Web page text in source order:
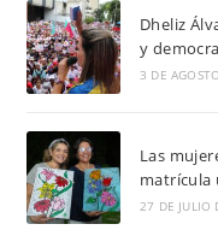
Dheliz
y
3 DE
Las
matrícula
27 DE JULIO